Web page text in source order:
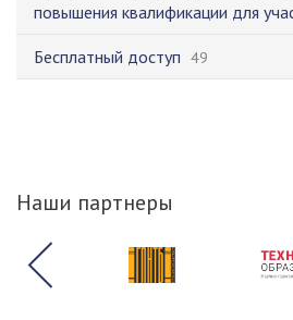
повышения квалификации для
Бесплатный доступ 49
Наши партнеры